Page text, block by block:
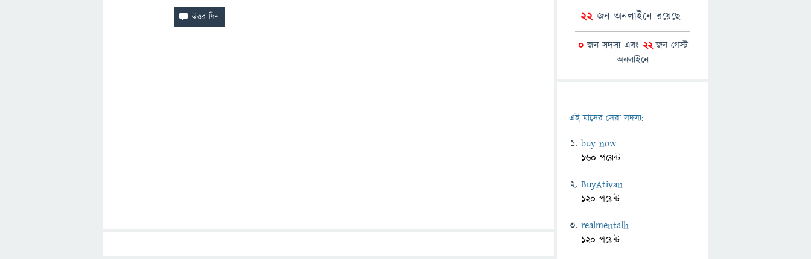
22জন অনলাইনে রয়েছে
0জন সদস্য এবং 22জন গেস্ট
অনলাইনে
এই মাসের সেরা সদস্য:
buy now
160 পয়েন্ট
BuyAtivan
120 পয়েন্ট
realmentalh
120 পয়েন্ট